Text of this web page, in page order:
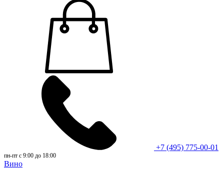
+7 (495) 775-00-01
пн-пт с 9:00 до 18:00
Вино